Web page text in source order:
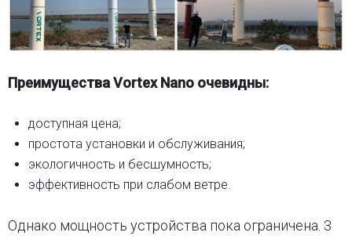
Преимущества Vortex Nano очевидны:
доступная цена;
простота установки и обслуживания;
экологичность и бесшумность;
эффективность при слабом ветре.
Однако мощность устройства пока ограничена. 3